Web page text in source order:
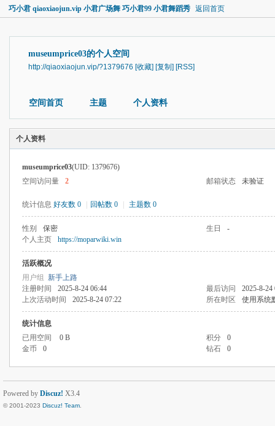
巧小君 qiaoxiaojun.vip 小君广场舞 巧小君99 小君舞蹈秀 返回首页
museumprice03的个人空间
http://qiaoxiaojun.vip/?1379676 [收藏] [复制] [RSS]
空间首页 主题 个人资料
个人资料
museumprice03(UID: 1379676)
空间访问量
2 邮箱状态 未验证
统计信息 好友数 0 回帖数 0 主题数 0
性别 保密 生日
-
个人主页
https://moparwiki.win
活跃概况
用户组 新手上路
注册时间
2025-8-24 06:44 最后访问
2025-8-24
上次活动时间
2025-8-24 07:22 所在时区 使用系统
统计信息
已用空间
0 B 积分
0
金币
0 钻石 0
Powered by Discuz! X3.4
© 2001-2023 Discuz! Team